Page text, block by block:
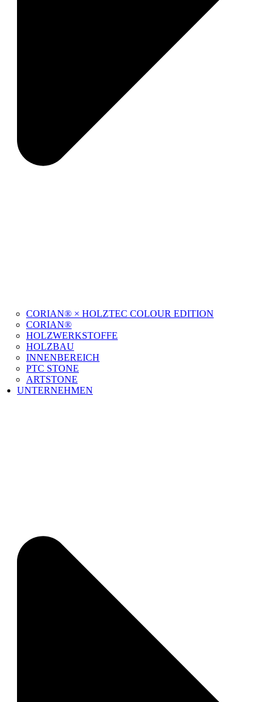
CORIAN® × HOLZTEC COLOUR EDITION
CORIAN®
HOLZWERKSTOFFE
HOLZBAU
INNENBEREICH
PTC STONE
ARTSTONE
UNTERNEHMEN